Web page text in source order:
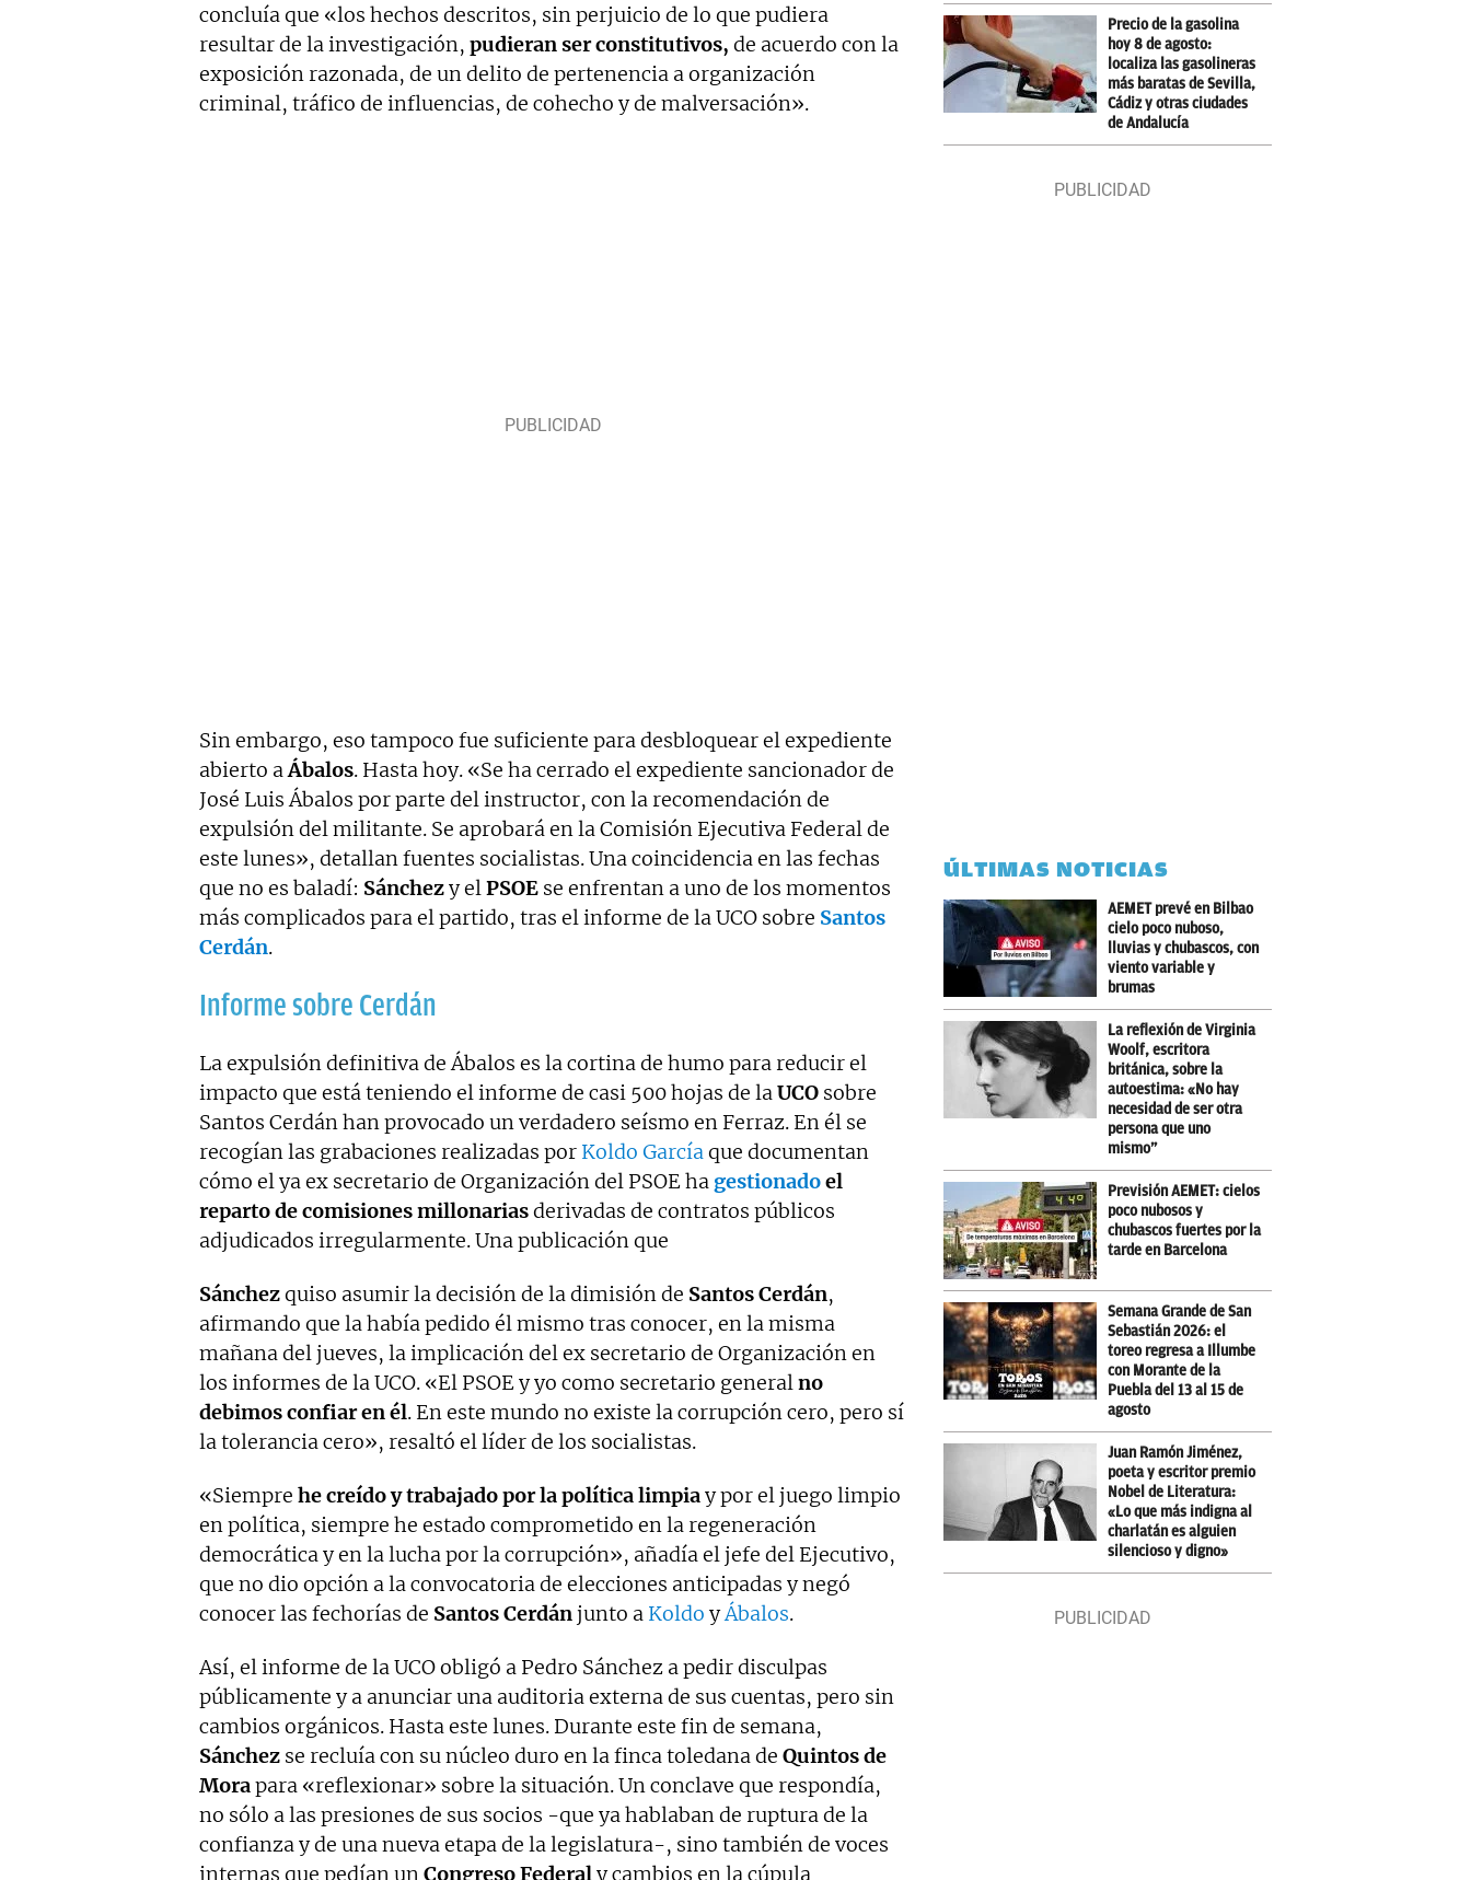
concluía que «los hechos descritos, sin perjuicio de lo que pudiera
resultar de la investigación, pudieran ser constitutivos, de acuerdo con la
exposición razonada, de un delito de pertenencia a organización
criminal, tráfico de influencias, de cohecho y de malversación».
Sin embargo, eso tampoco fue suficiente para desbloquear el expediente
abierto aÁbalos. Hasta hoy. «Se ha cerrado el expediente sancionador de
José Luis Ábalos por parte del instructor, con la recomendación de
expulsión del militante. Se aprobará en la Comisión Ejecutiva Federal de
este lunes», detallan fuentes socialistas. Una coincidencia en las fechas
que no es baladí: Sánchezy elPSOE se enfrentan a uno de los momentos
más complicados para el partido, tras el informe de la UCO sobre Santos
Cerdán.
Informe sobre Cerdán
La expulsión definitiva de Ábalos es la cortina de humo para reducir el
impacto que está teniendo el informe de casi 500 hojas de laUCO sobre
Santos Cerdán han provocado un verdadero seísmo en Ferraz. En él se
recogían las grabaciones realizadas por Koldo Garcíaque documentan
cómo el ya ex secretario de Organización del PSOE ha gestionadoel
reparto de comisiones millonariasderivadas de contratos públicos
adjudicados irregularmente. Una publicación que
Sánchezquiso asumir la decisión de la dimisión de Santos Cerdán,
afirmando que la había pedido él mismo tras conocer, en la misma
mañana del jueves, la implicación del ex secretario de Organización en
los informes de la UCO. «El PSOE y yo como secretario generalno
debimos confiar en él. En este mundo no existe la corrupción cero, pero sí
la tolerancia cero», resaltó el líder de los socialistas.
«Siempre he creído y trabajado por la política limpiay por el juego limpio
en política, siempre he estado comprometido en la regeneración
democrática y en la lucha por la corrupción», añadía el jefe del Ejecutivo,
que no dio opción a la convocatoria de elecciones anticipadas y negó
conocer las fechorías de Santos Cerdánjunto a Koldo yÁbalos.
Así, el informe de la UCO obligó a Pedro Sánchez a pedir disculpas
públicamente y a anunciar una auditoria externa de sus cuentas, pero sin
cambios orgánicos. Hasta este lunes. Durante este fin de semana,
Sánchez se recluía con su núcleo duro en la finca toledana de Quintos de
Morapara «reflexionar» sobre la situación. Un conclave que respondía,
no sólo a las presiones de sus socios -que ya hablaban de ruptura de la
confianza y de una nueva etapa de la legislatura-, sino también de voces
internas que pedían un Congreso Federal y cambios en la cúpula
Precio de la gasolina
hoy 8 de agosto:
localiza las gasolineras
más baratas de Sevilla,
Cádiz y otras ciudades
de Andalucía
ÚLTIMAS NOTICIAS
AEMET prevé en Bilbao
cielo poco nuboso,
lluvias y chubascos, con
viento variable y
brumas
La reflexión de Virginia
Woolf, escritora
británica, sobre la
autoestima: «No hay
necesidad de ser otra
persona que uno
mismo”
Previsión AEMET: cielos
poco nubosos y
chubascos fuertes por la
tarde en Barcelona
Semana Grande de San
Sebastián 2026: el
toreo regresa a Illumbe
con Morante de la
Puebla del 13 al 15 de
agosto
Juan Ramón Jiménez,
poeta y escritor premio
Nobel de Literatura:
«Lo que más indigna al
charlatán es alguien
silencioso y digno»